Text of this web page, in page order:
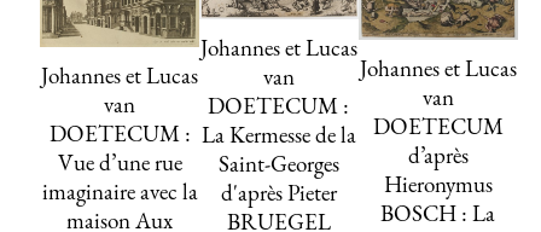
ARCHIVES
ACHATS DES MUSÉES
CONTACT
Johannes et Lucas
van
DOETECUM :
Vue d’une rue
imaginaire avec la
maison Aux
Johannes et Lucas
van
DOETECUM :
La Kermesse de la
Saint-Georges
d'après Pieter
BRUEGEL
Johannes et Lucas
van
DOETECUM
d’après
Hieronymus
BOSCH : La